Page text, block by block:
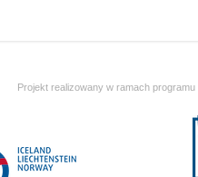
Projekt realizowany w ramach